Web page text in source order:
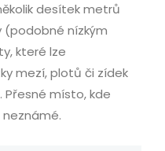
desítek metrů
(podobné nízkým
které lze
mezí, plotů či zídek
místo, kde